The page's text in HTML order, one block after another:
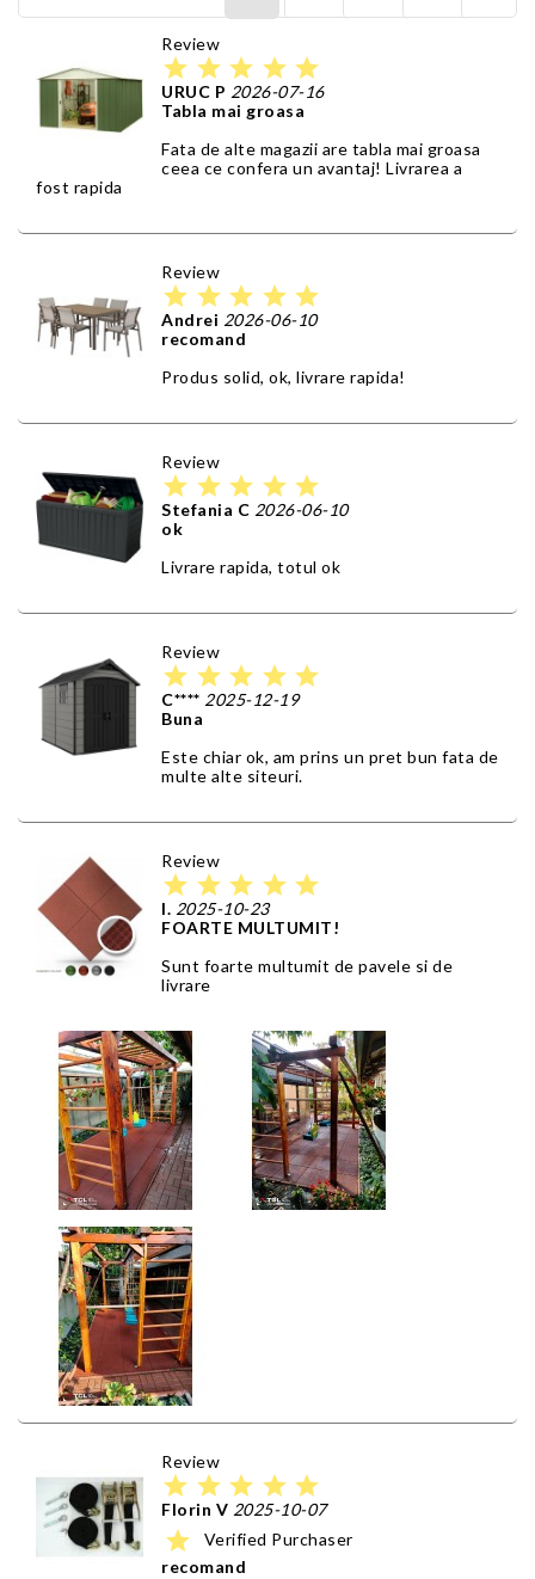
Review
star star star star star
URUC P 2026-07-16
Tabla mai groasa
Fata de alte magazii are tabla mai groasa
ceea ce confera un avantaj! Livrarea a
fost rapida
Review
star star star star star
Andrei 2026-06-10
recomand
Produs solid, ok, livrare rapida!
Review
star star star star star
Stefania C 2026-06-10
ok
Livrare rapida, totul ok
Review
star star star star star
C**** 2025-12-19
Buna
Este chiar ok, am prins un pret bun fata de
multe alte siteuri.
Review
star star star star star
I. 2025-10-23
FOARTE MULTUMIT!
Sunt foarte multumit de pavele si de
livrare
Review
star star star star star
Florin V 2025-10-07
star
Verified Purchaser
recomand